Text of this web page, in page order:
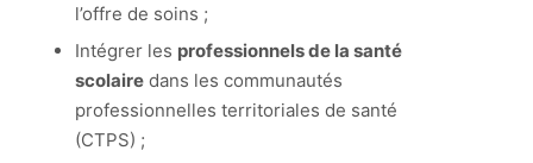
l’offre de soins ;
Intégrer les professionnels de la santé
scolairedans les communautés
professionnelles territoriales de santé
(CTPS) ;